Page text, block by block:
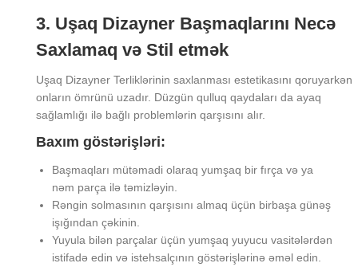
3. Uşaq Dizayner Başmaqlarını Necə
Saxlamaq və Stil etmək
Uşaq Dizayner Terliklərinin saxlanması estetikasını qoruyarkən
onların ömrünü uzadır. Düzgün qulluq qaydaları da ayaq
sağlamlığı ilə bağlı problemlərin qarşısını alır.
Baxım göstərişləri:
Başmaqları mütəmadi olaraq yumşaq bir fırça və ya
nəm parça ilə təmizləyin.
Rəngin solmasının qarşısını almaq üçün birbaşa günəş
işığından çəkinin.
Yuyula bilən parçalar üçün yumşaq yuyucu vasitələrdən
istifadə edin və istehsalçının göstərişlərinə əməl edin.